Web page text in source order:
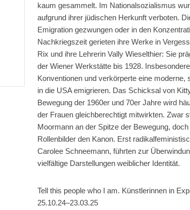
kaum gesammelt. Im Nationalsozialismus
aufgrund ihrer jüdischen Herkunft verboten.
Emigration gezwungen oder in den
Nachkriegszeit gerieten ihre Werke in
Rix und ihre Lehrerin Vally Wieselthier: Sie
der Wiener Werkstätte bis 1928.
Konventionen und verkörperte eine
in die USA emigrieren. Das Schicksal von
Bewegung der 1960er und 70er Jahre wird
der Frauen gleichberechtigt mitwirkten. Zwar
Moormann an der Spitze der Bewegung,
Rollenbilder den Kanon. Erst
Carolee Schneemann, führten zur
vielfältige Darstellungen weiblicher Identität.
Tell this people who I am. Künstlerinnen in
25.10.24–23.03.25